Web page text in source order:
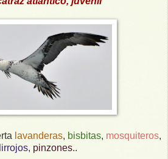
lavanderas, bisbitas, mosquiteros,
, pinzones..